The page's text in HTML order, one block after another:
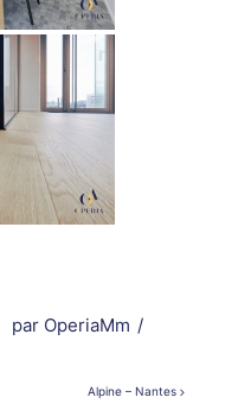
par OperiaMm /
Alpine – Nantes